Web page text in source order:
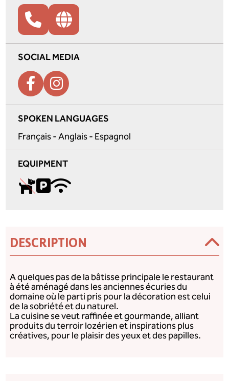
DESCRIPTION
A quelques pas de la bâtisse principale le restaurant
à été aménagé dans les anciennes écuries du
domaine où le parti pris pour la décoration est celui
de la sobriété et du naturel.
La cuisine se veut raffinée et gourmande, alliant
produits du terroir lozérien et inspirations plus
créatives, pour le plaisir des yeux et des papilles.
SOCIAL MEDIA
SPOKEN LANGUAGES
Français - Anglais - Espagnol
EQUIPMENT